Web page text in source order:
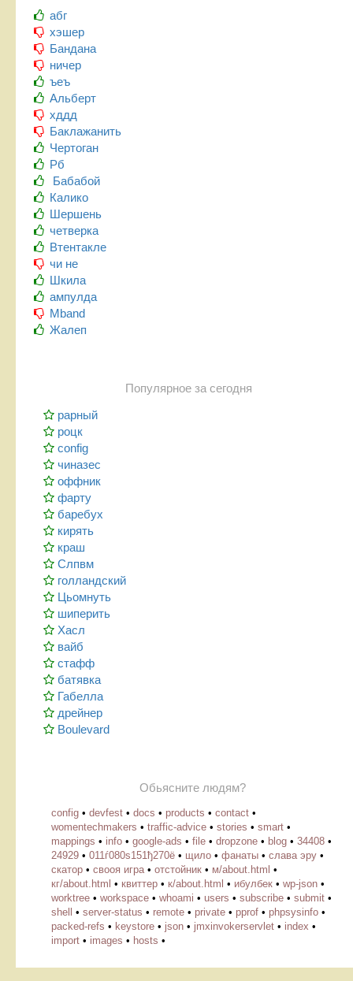
абг
хэшер
Бандана
ничер
ъеъ
Альберт
хддд
Баклажанить
Чертоган
Рб
Бабабой
Калико
Шершень
четверка
Втентакле
чи не
Шкила
ампулда
Mband
Жалеп
Популярное за сегодня
рарный
роцк
config
чиназес
оффник
фарту
баребух
кирять
краш
Слпвм
голландский
Цьомнуть
шиперить
Хасл
вайб
стафф
батявка
Габелла
дрейнер
Boulevard
Обьясните людям?
config • devfest • docs • products • contact •
womentechmakers • traffic-advice • stories • smart •
mappings • info • google-ads • file • dropzone • blog • 34408 •
24929 • 011ѓ080ѕ151ђ270ё • щило • фанаты • слава эру •
скатор • свооя игра • отстойник • м/about.html •
кг/about.html • квиттер • к/about.html • ибулбек • wp-json •
worktree • workspace • whoami • users • subscribe • submit •
shell
• server-status • remote • private • pprof • phpsysinfo •
packed-refs • keystore • json • jmxinvokerservlet • index •
import • images • hosts •